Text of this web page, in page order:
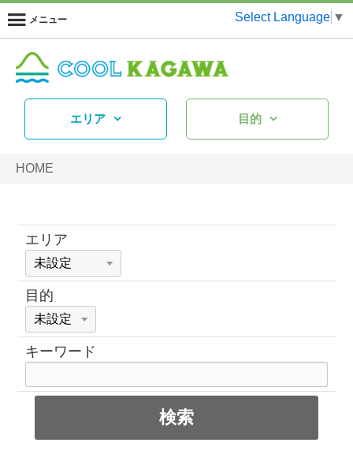
メニュー Select Language ▼
エリア 目的
HOME
エリア
目的
キーワード